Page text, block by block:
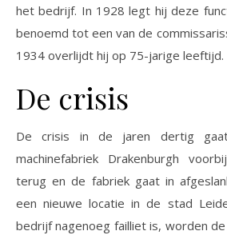
het bedrijf. In 1928 legt hij deze
benoemd tot een van de
1934 overlijdt hij op 75-jarige leeftijd.
De crisis
De crisis in de jaren dertig
machinefabriek Drakenburgh
terug en de fabriek gaat in
een nieuwe locatie in de stad
bedrijf nagenoeg failliet is, worden